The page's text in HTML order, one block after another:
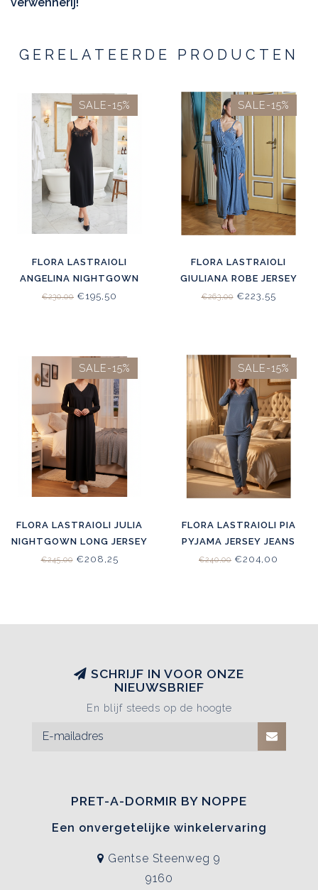
GERELATEERDE PRODUCTEN
SALE-15%
FLORA LASTRAIOLI
ANGELINA NIGHTGOWN
JERSEY BLACK
€230,00 €195,50
SALE-15%
FLORA LASTRAIOLI
GIULIANA ROBE JERSEY
JEANS
€263,00€223,55
SALE-15%
FLORA LASTRAIOLI JULIA
NIGHTGOWN LONG JERSEY
BLACK
€245,00€208,25
SALE-15%
FLORA LASTRAIOLI PIA
PYJAMA JERSEY JEANS
€240,00 €204,00
SCHRIJF IN VOOR ONZE
NIEUWSBRIEF
En blijf steeds op de hoogte
PRET-A-DORMIR BY NOPPE
Een onvergetelijke winkelervaring
Gentse Steenweg 9
9160